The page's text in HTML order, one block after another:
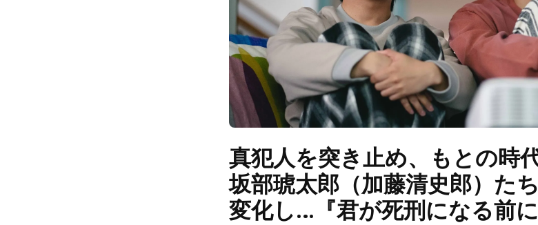
真犯人を突き止め、もとの時
坂部琥太郎（加藤清史郎）た
変化し…『君が死刑になる前